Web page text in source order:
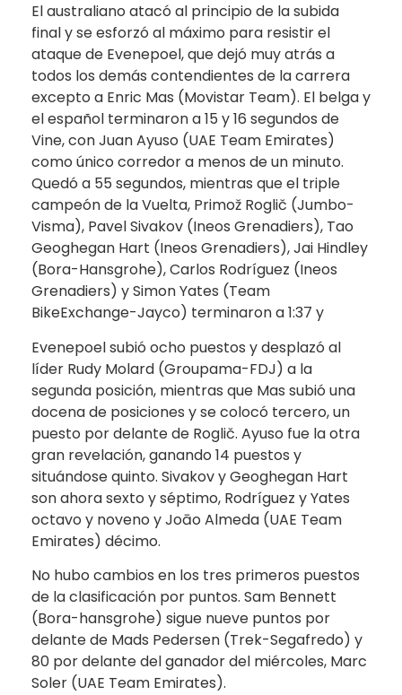
El australiano atacó al principio de la subida
final y se esforzó al máximo para resistir el
ataque de Evenepoel, que dejó muy atrás a
todos los demás contendientes de la carrera
excepto a Enric Mas (Movistar Team). El belga y
el español terminaron a 15 y 16 segundos de
Vine, con Juan Ayuso (UAE Team Emirates)
como único corredor a menos de un minuto.
Quedó a 55 segundos, mientras que el triple
campeón de la Vuelta, Primož Roglič (Jumbo-
Visma), Pavel Sivakov (Ineos Grenadiers), Tao
Geoghegan Hart (Ineos Grenadiers), Jai Hindley
(Bora-Hansgrohe), Carlos Rodríguez (Ineos
Grenadiers) y Simon Yates (Team
BikeExchange-Jayco) terminaron a 1:37 y
Evenepoel subió ocho puestos y desplazó al
líder Rudy Molard (Groupama-FDJ) a la
segunda posición, mientras que Mas subió una
docena de posiciones y se colocó tercero, un
puesto por delante de Roglič. Ayuso fue la otra
gran revelación, ganando 14 puestos y
situándose quinto. Sivakov y Geoghegan Hart
son ahora sexto y séptimo, Rodríguez y Yates
octavo y noveno y Joāo Almeda (UAE Team
Emirates) décimo.
No hubo cambios en los tres primeros puestos
de la clasificación por puntos. Sam Bennett
(Bora-hansgrohe) sigue nueve puntos por
delante de Mads Pedersen (Trek-Segafredo) y
80 por delante del ganador del miércoles, Marc
Soler (UAE Team Emirates).